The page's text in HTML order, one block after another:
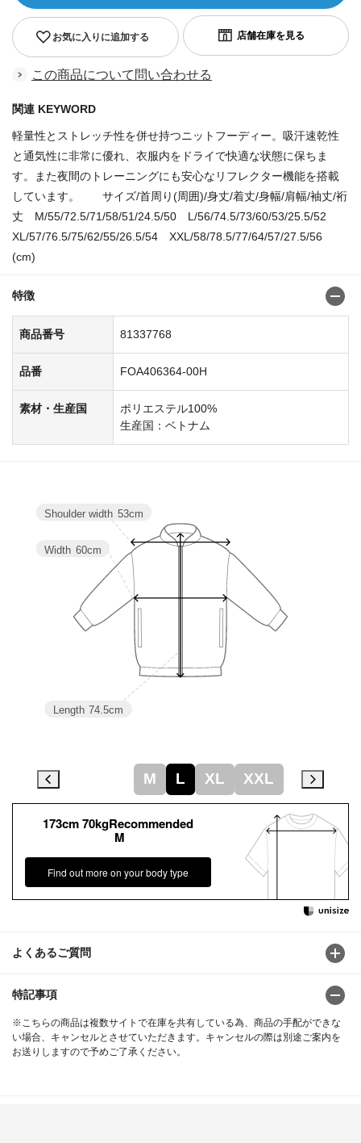
お気に入りに追加する
この商品について問い合わせる
関連 KEYWORD
軽量性とストレッチ性を併せ持つニットフーディー。吸汗速乾性
と通気性に非常に優れ、衣服内をドライで快適な状態に保ちま
す。また夜間のトレーニングにも安心なリフレクター機能を搭載
しています。 サイズ/首周り(周囲)/身丈/着丈/身幅/肩幅/袖丈/裄
丈 M/55/72.5/71/58/51/24.5/50 L/56/74.5/73/60/53/25.5/52
XL/57/76.5/75/62/55/26.5/54 XXL/58/78.5/77/64/57/27.5/56
(cm)
特徴
商品番号 81337768
品番 FOA406364-00H
素材・生産国
ポリエステル100%
生産国：ベトナム
よくあるご質問
特記事項
※こちらの商品は複数サイトで在庫を共有している為、商品の手配ができな
い場合、キャンセルとさせていただきます。キャンセルの際は別途ご案内を
お送りしますので予めご了承ください。
173cm 70kgRecommended
M
Find out more on your body type
Length 74.5cm
Width 60cm
Shoulder width 53cm
M L XL XXL